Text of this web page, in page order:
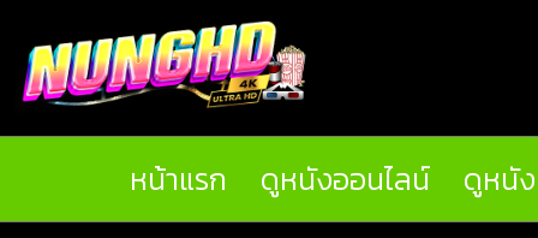
หน้าแรก ดูหนังออนไลน์ ดูหนั